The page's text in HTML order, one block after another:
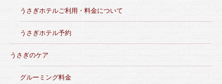
うさぎホテルご利用・料金について
うさぎホテル予約
うさぎのケア
グルーミング料金